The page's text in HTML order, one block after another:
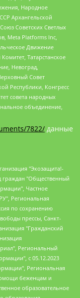
Народное
Архангельской
Советских Светлых
Meta Platforms Inc,
Движение
Татарстанское
Невоград,
Совет
Республики, Конгресс
совета народных
объединение,
7822/ данные
Санкт-Петербургская ЛГБТ-инициативная группа "Выход", Инициативная группа ЛГБТ+ "Реверс", Алексеев Андрей Викторович, Бекбулатова Таисия Львовна, Беляев Иван Михайлович, Владыкина Елена Сергеевна, Гельман Марат Александрович, Никульшина Вероника Юрьевна, Толоконникова Надежда Андреевна, Шендерович Виктор Анатольевич, Общество с ограниченной ответственностью "Данное сообщение", Общество с ограниченной ответственностью Издательский дом "Новая глава", Айнбиндер Александра Александровна, Московский комьюнити-центр для ЛГБТ+инициатив, Благотворительный фонд развития филантропии, Deutsche Welle (Германия, Kurt-Schumacher-Strasse 3, 53113 Bonn), Борзунова Мария Михайловна, Воробьев Виктор Викторович, Голубева Анна Львовна, Константинова Алла Михайловна, Малкова Ирина Владимировна, Мурадов Мурад Абдулгалимович, Осетинская Елизавета Николаевна, Понасенков Евгений Николаевич, Ганапольский Матвей Юрьевич, Киселев Евгений Алексеевич, Борухович Ирина Григорьевна, Дремин Иван Тимофеевич, Дубровский Дмитрий Викторович, Красноярская региональная общественная организация поддержки и развития альтернативных образовательных технологий и межкультурных коммуникаций "ИНТЕРРА", Маяковская Екатерина Алексеевна, Фейгин Марк Захарович, Филимонов Андрей Викторович, Дзугкоева Регина Николаевна, Доброхотов Роман Александрович, Дудь Юрий Александрович, Елкин Сергей Владимирович, Кругликов Кирилл Игоревич, Сабунаева Мария Леонидовна, Семенов Алексей Владимирович, Шаинян Карен Багратович, Шульман Екатерина Михайловна, Асафьев Артур Валерьевич, Вахштайн Виктор Семенович, Венедиктов Алексей Алексеевич, Лушникова Екатерина Евгеньевна, Волков Леонид Михайлович, Невзоров Александр Глебович, Пархоменко Сергей Борисович, Сироткин Ярослав Николаевич, Кара-Мурза Владимир Владимирович, Баранова Наталья Владимировна, Гозман Леонид Яковлевич, Кагарлицкий Борис Юльевич, Климарев Михаил Валерьевич, Милов Владимир Станиславович, Автономная некоммерческая организация Краснодарский центр современного искусства "Типография", Моргенштерн Алишер Тагирович, Соболь Любовь Эдуардовна, Общество с ограниченной ответственностью "ЛИЗА НОРМ", Каспаров Гарри Кимович, Ходорковский Михаил Борисович, Общество с ограниченной ответственностью "Апрельские тезисы", Данилович Ирина Брониславовна, Кашин Олег Владимирович, Петров Николай Владимирович, Пивоваров Алексей Владимирович, Соколов Михаил Владимирович, Цветкова Юлия Владимировна, Чичваркин Евгений Александрович, Комитет против пыток/Команда против пыток, Общество с ограниченной ответственностью "Первый научный", Общество с ограниченной ответственностью "Вертолет и ко", Белоцерковская Вероника Борисовна, Кац Максим Евгеньевич, Лазарева Татьяна Юрьевна, Шаведдинов Руслан Табризович, Яшин Илья Валерьевич, Общество с ограниченной ответственностью "Иноагент ААВ", Алешковский Дмитрий Петрович, Альбац Евгения Марковна, Быков Дмитрий Львович, Галямина Юлия Евгеньевна, Лойко Сергей Леонидович, Мартынов Кирилл Константинович, Медведев Сергей Александрович, Крашенинников Федор Геннадиевич, Гордеева Катерина Вл